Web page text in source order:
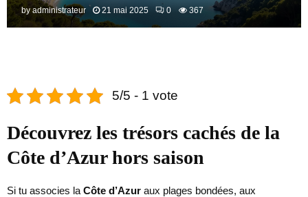
by administrateur 21 mai 2025 0 367
5/5 - 1 vote
Découvrez les trésors cachés de la
Côte d’Azur hors saison
Si tu associes la Côte d’Azur aux plages bondées, aux